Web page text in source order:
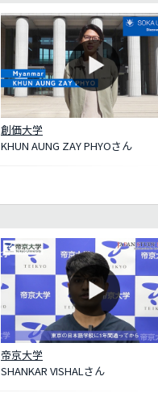
創価大学
KHUN AUNG ZAY PHYOさん
帝京大学
SHANKAR VISHALさん